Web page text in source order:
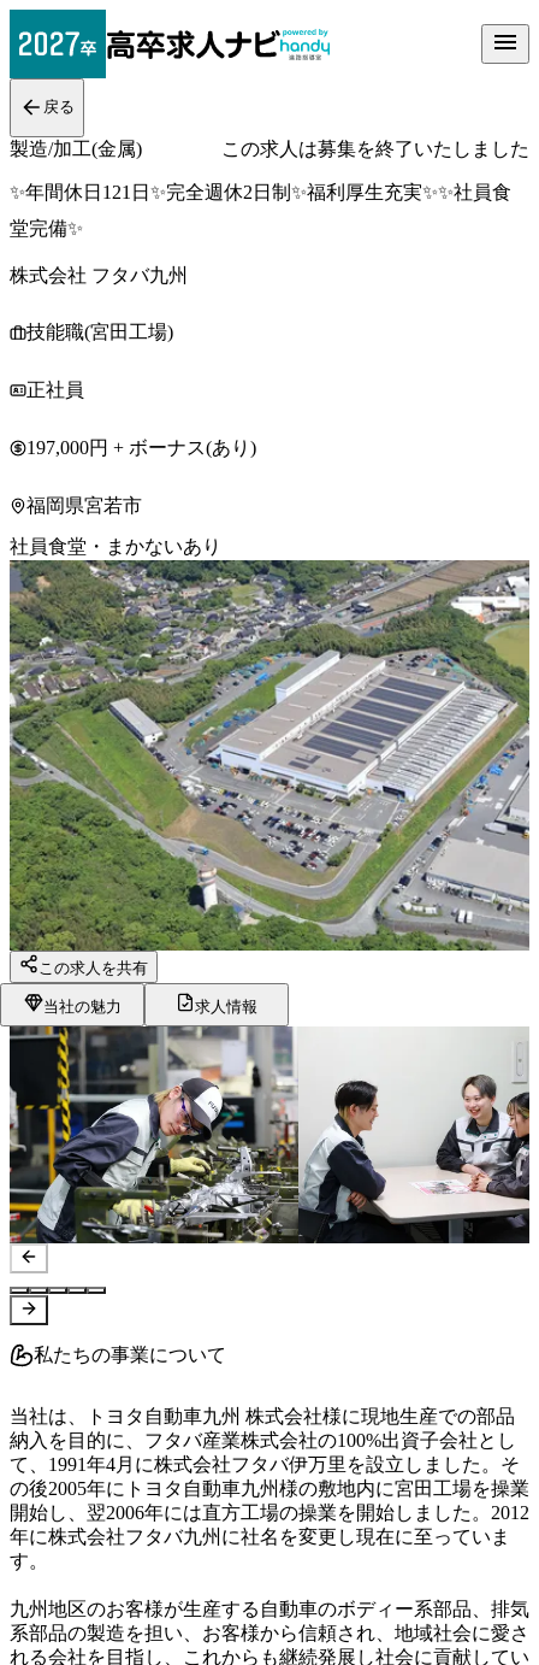
戻る
製造/加工(金属) この求人は募集を終了いたしました
✨年間休日121日✨完全週休2日制✨福利厚生充実✨✨社員食
堂完備✨
株式会社 フタバ九州
技能職(宮田工場)
正社員
197,000円 + ボーナス(あり)
福岡県宮若市
社員食堂・まかないあり
この求人を共有
当社の魅力 求人情報
私たちの事業について
当社は、トヨタ自動車九州 株式会社様に現地生産での部品
納入を目的に、フタバ産業株式会社の100%出資子会社とし
て、1991年4月に株式会社フタバ伊万里を設立しました。そ
の後2005年にトヨタ自動車九州様の敷地内に宮田工場を操業
開始し、翌2006年には直方工場の操業を開始しました。2012
年に株式会社フタバ九州に社名を変更し現在に至っていま
す。
九州地区のお客様が生産する自動車のボディー系部品、排気
系部品の製造を担い、お客様から信頼され、地域社会に愛さ
れる会社を目指し、これからも継続発展し社会に貢献してい